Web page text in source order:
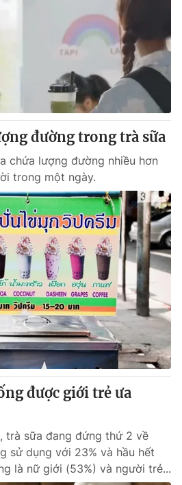
đường trong trà sữa
chứa lượng đường nhiều hơn
trong một ngày.
được giới trẻ ưa
trà sữa đang đứng thứ 2 về
sử dụng với 23% và hầu hết
là nữ giới (53%) và người trẻ...